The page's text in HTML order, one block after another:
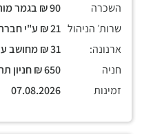
השכרה
שרות׳ הניהול
ארנונה:
חניה
זמינות